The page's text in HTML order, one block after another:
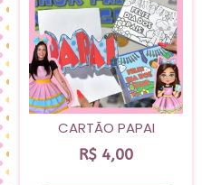
CARTÃO PAPAI
R$ 4,00